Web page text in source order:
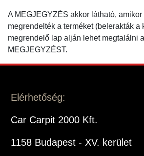
A MEGJEGYZÉS akkor látható, amikor
megrendelték a terméket (belerakták a
megrendelő lap alján lehet megtalálni a
MEGJEGYZÉST.
Elérhetőség:
Car Carpit 2000 Kft.
1158 Budapest - XV. kerület